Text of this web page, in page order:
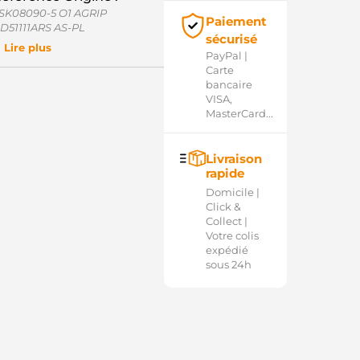
5 O1 AGRIP
AS-PL
Lire plus
Paiement
sécurisé
PayPal |
Carte
bancaire
VISA,
MasterCard...
Livraison
rapide
Domicile |
Click &
Collect |
Votre colis
expédié
sous 24h